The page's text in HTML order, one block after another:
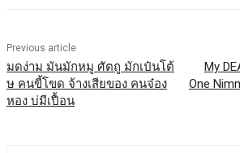
Previous article
มดง่าม มันมักหมู ศัตถู มักเป๋นโต้
ษ คนขี้โขด จ้างเสียของ คนจ๋อง
หอง บ่มีเปื้อน
My
One